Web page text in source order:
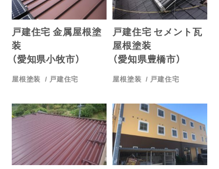
戸建住宅 金属屋根塗
装
（愛知県小牧市）
屋根塗装 戸建住宅
戸建住宅 セメント瓦
屋根塗装
（愛知県豊橋市）
屋根塗装 戸建住宅